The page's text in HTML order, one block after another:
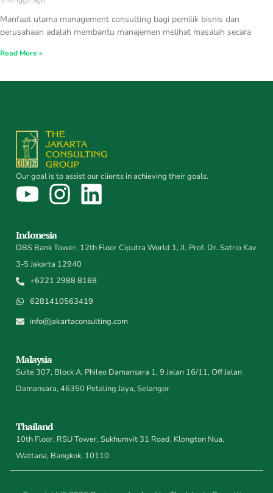
Manfaat utama management consulting bagi pemilik bisnis dan
perusahaan adalah membantu manajemen melihat masalah secara
Read More »
Our goal is to assist our clients in achieving their goals.
Indonesia
DBS Bank Tower, 12th Floor Ciputra World 1, Jl. Prof. Dr. Satrio Kav
3-5 Jakarta 12940
+6221 2988 8168
6281410563419
info@jakartaconsulting.com
Malaysia
Suite 307, Block A, Phileo Damansara 1, 9 Jalan 16/11, Off Jalan
Damansara, 46350 Petaling Jaya, Selangor
Thailand
10th Floor, RSU Tower, Sukhumvit 31 Road, Klongton Nua,
Wattana, Bangkok, 10110